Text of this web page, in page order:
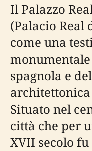
Il Palazzo
(Palacio Real
come una
spagnola e
Situato nel
città che per
XVII secolo